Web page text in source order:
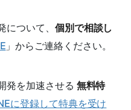
ついて、 個別で相談し
」からご連絡ください。
発を加速させる 無料特
に登録して特典を受け